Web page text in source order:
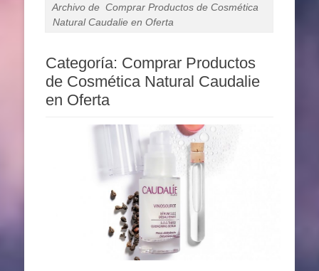
Archivo de Comprar Productos de Cosmética
Natural Caudalie en Oferta
Categoría: Comprar Productos
de Cosmética Natural Caudalie
en Oferta